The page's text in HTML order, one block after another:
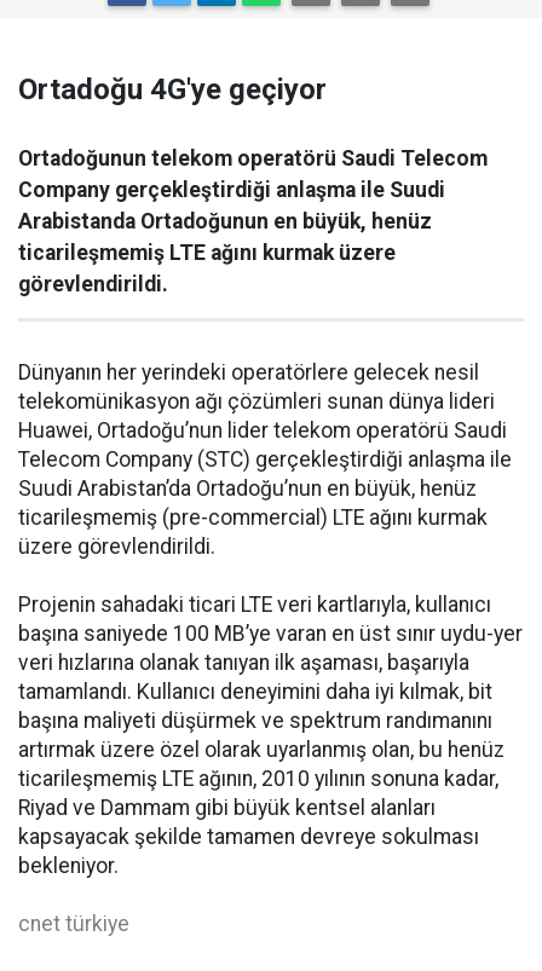
Ortadoğu 4G'ye geçiyor
Ortadoğunun telekom operatörü Saudi Telecom
Company gerçekleştirdiği anlaşma ile Suudi
Arabistanda Ortadoğunun en büyük, henüz
ticarileşmemiş LTE ağını kurmak üzere
görevlendirildi.
Dünyanın her yerindeki operatörlere gelecek nesil
telekomünikasyon ağı çözümleri sunan dünya lideri
Huawei, Ortadoğu’nun lider telekom operatörü Saudi
Telecom Company (STC) gerçekleştirdiği anlaşma ile
Suudi Arabistan’da Ortadoğu’nun en büyük, henüz
ticarileşmemiş (pre-commercial) LTE ağını kurmak
üzere görevlendirildi.
Projenin sahadaki ticari LTE veri kartlarıyla, kullanıcı
başına saniyede 100 MB’ye varan en üst sınır uydu-yer
veri hızlarına olanak tanıyan ilk aşaması, başarıyla
tamamlandı. Kullanıcı deneyimini daha iyi kılmak, bit
başına maliyeti düşürmek ve spektrum randımanını
artırmak üzere özel olarak uyarlanmış olan, bu henüz
ticarileşmemiş LTE ağının, 2010 yılının sonuna kadar,
Riyad ve Dammam gibi büyük kentsel alanları
kapsayacak şekilde tamamen devreye sokulması
bekleniyor.
cnet türkiye